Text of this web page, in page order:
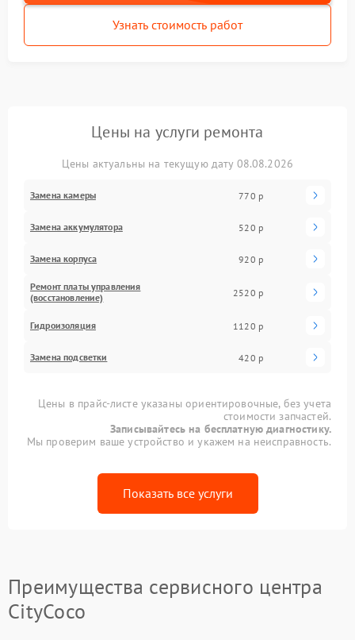
Узнать стоимость работ
Цены на услуги ремонта
Цены актуальны на текущую дату 08.08.2026
Замена камеры 770 р
Замена аккумулятора 520 р
Замена корпуса 920 р
Ремонт платы управления
(восстановление)
2520 р
Гидроизоляция 1120 р
Замена подсветки 420 р
Цены в прайс-листе указаны ориентировочные, без учета
стоимости запчастей.
Записывайтесь на бесплатную диагностику.
Мы проверим ваше устройство и укажем на неисправность.
Показать все услуги
Преимущества сервисного центра
CityCoco